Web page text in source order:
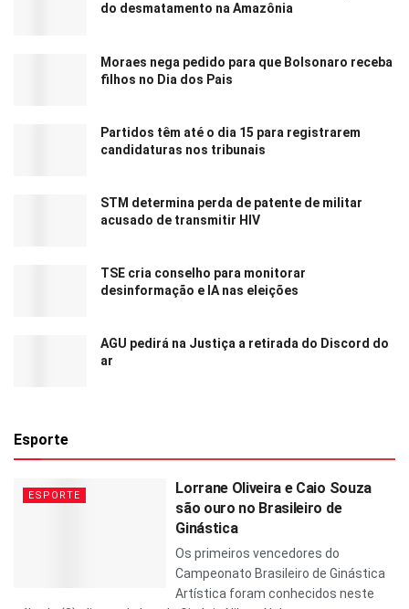
do desmatamento na Amazônia
Moraes nega pedido para que Bolsonaro receba
filhos no Dia dos Pais
Partidos têm até o dia 15 para registrarem
candidaturas nos tribunais
STM determina perda de patente de militar
acusado de transmitir HIV
TSE cria conselho para monitorar
desinformação e IA nas eleições
AGU pedirá na Justiça a retirada do Discord do
ar
Esporte
ESPORTE
Lorrane Oliveira e Caio Souza
são ouro no Brasileiro de
Ginástica
Os primeiros vencedores do
Campeonato Brasileiro de Ginástica
Artística foram conhecidos neste